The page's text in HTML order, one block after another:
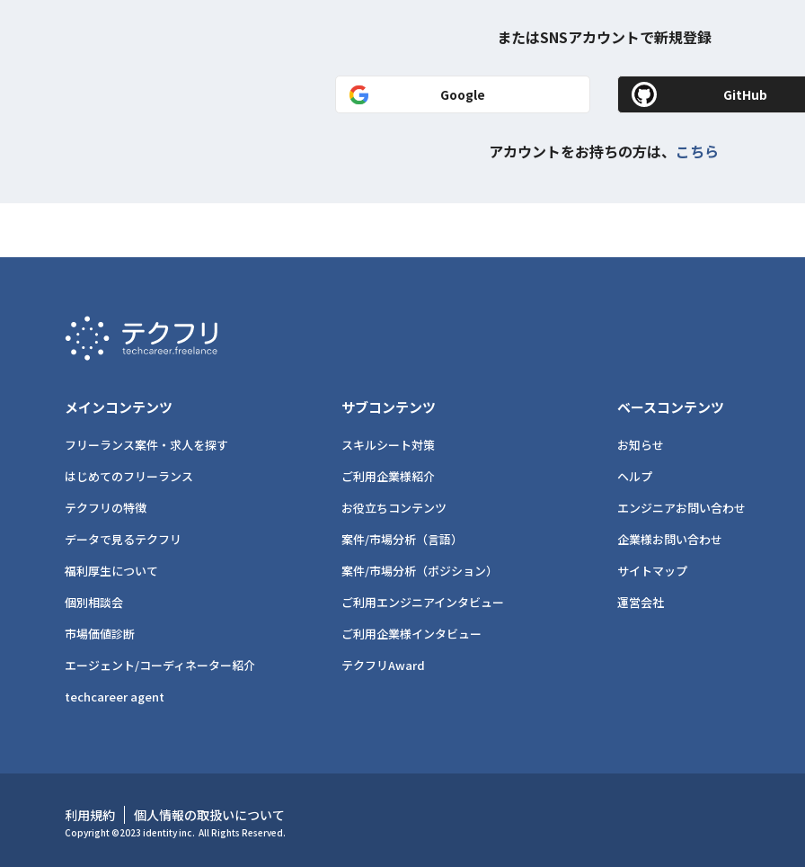
またはSNSアカウントで新規登録
Google GitHub
アカウントをお持ちの方は、 こちら
メインコンテンツ
フリーランス案件・求人を探す
はじめてのフリーランス
テクフリの特徴
データで見るテクフリ
福利厚生について
個別相談会
市場価値診断
エージェント/コーディネーター紹介
techcareer agent
サブコンテンツ
スキルシート対策
ご利用企業様紹介
お役立ちコンテンツ
案件/市場分析（言語）
案件/市場分析（ポジション）
ご利用エンジニアインタビュー
ご利用企業様インタビュー
テクフリAward
ベースコンテンツ
お知らせ
ヘルプ
エンジニアお問い合わせ
企業様お問い合わせ
サイトマップ
運営会社
利用規約 個人情報の取扱いについて
Copyright ©2023 identity inc. All Rights Reserved.